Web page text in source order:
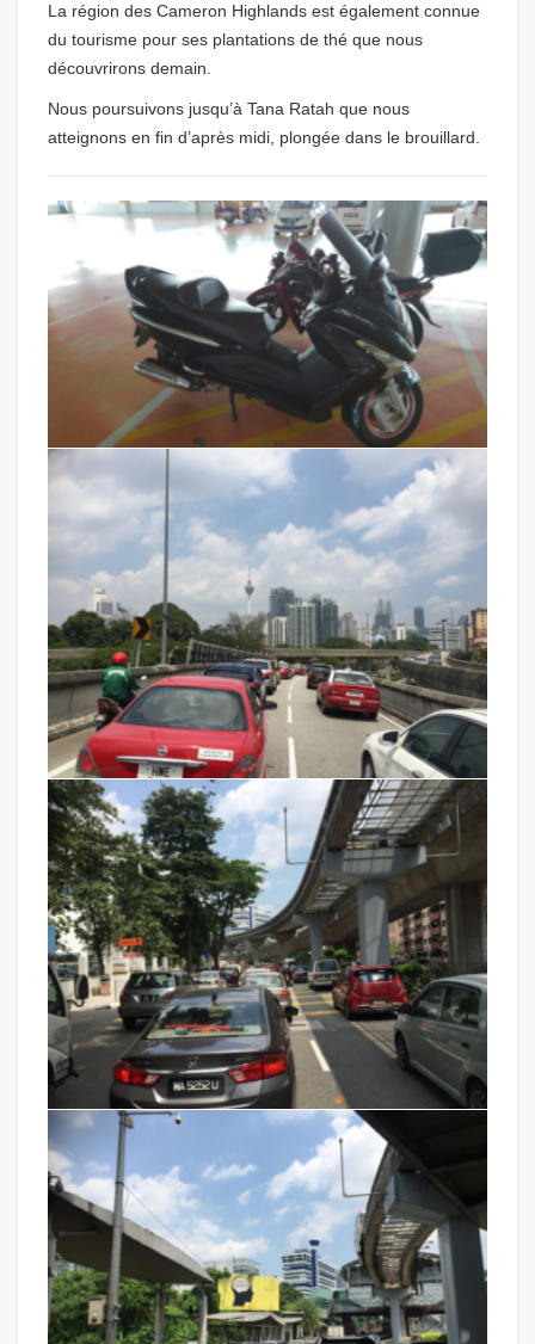
La région des Cameron Highlands est également connue
du tourisme pour ses plantations de thé que nous
découvrirons demain.
Nous poursuivons jusqu’à Tana Ratah que nous
atteignons en fin d’après midi, plongée dans le brouillard.